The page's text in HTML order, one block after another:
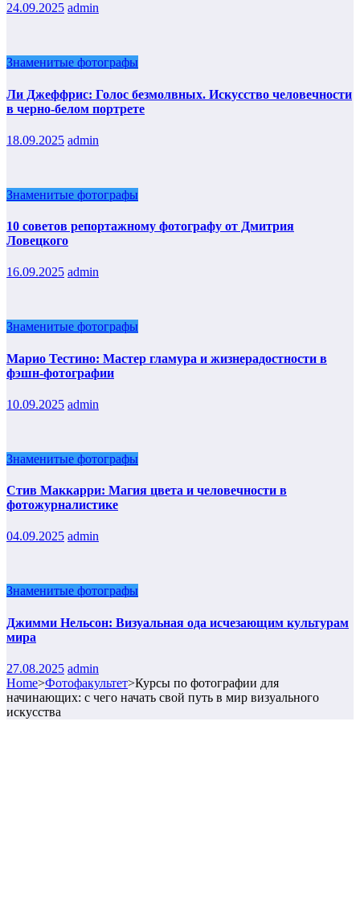
24.09.2025 admin
Знаменитые фотографы
Ли Джеффрис: Голос безмолвных. Искусство человечности
в черно-белом портрете
18.09.2025 admin
Знаменитые фотографы
10 советов репортажному фотографу от Дмитрия
Ловецкого
16.09.2025 admin
Знаменитые фотографы
Марио Тестино: Мастер гламура и жизнерадостности в
фэшн-фотографии
10.09.2025 admin
Знаменитые фотографы
Стив Маккарри: Магия цвета и человечности в
фотожурналистике
04.09.2025 admin
Знаменитые фотографы
Джимми Нельсон: Визуальная ода исчезающим культурам
мира
27.08.2025 admin
Home>Фотофакультет>Курсы по фотографии для
начинающих: с чего начать свой путь в мир визуального
искусства